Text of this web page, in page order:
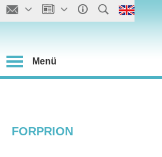
Menü
FORPRION